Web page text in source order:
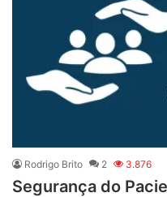
Rodrigo Brito 2 3.876
Segurança do